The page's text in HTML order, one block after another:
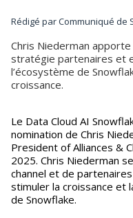
Rédigé par Communiqué de
Chris Niederman
stratégie partenaires et
l’écosystème de
croissance.
Le Data Cloud AI Snowflake (NYSE : SNOW) annonce la
nomination de Chris
President of Alliances &
2025. Chris Niederman
channel et de
stimuler la croissance et
de Snowflake.